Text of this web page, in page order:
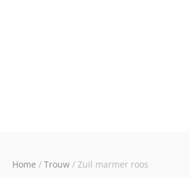
Home / Trouw / Zuil marmer roos